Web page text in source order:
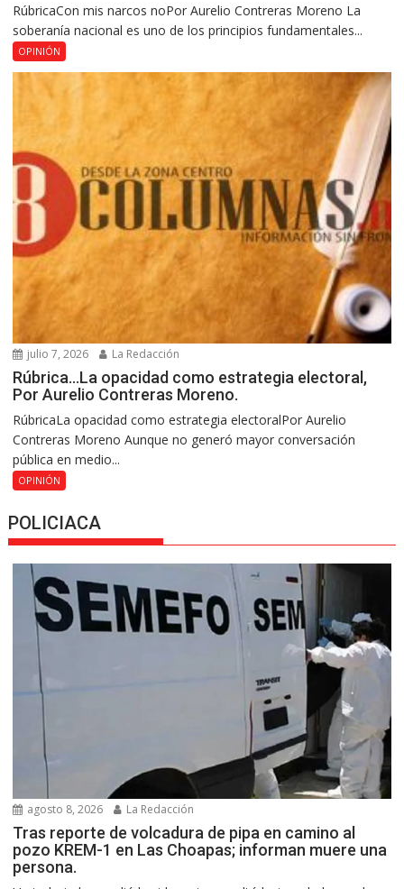
RúbricaCon mis narcos noPor Aurelio Contreras Moreno La
soberanía nacional es uno de los principios fundamentales...
OPINIÓN
julio 7, 2026 La Redacción
Rúbrica…La opacidad como estrategia electoral,
Por Aurelio Contreras Moreno.
RúbricaLa opacidad como estrategia electoralPor Aurelio
Contreras Moreno Aunque no generó mayor conversación
pública en medio...
OPINIÓN
POLICIACA
agosto 8, 2026 La Redacción
Tras reporte de volcadura de pipa en camino al
pozo KREM-1 en Las Choapas; informan muere una
persona.